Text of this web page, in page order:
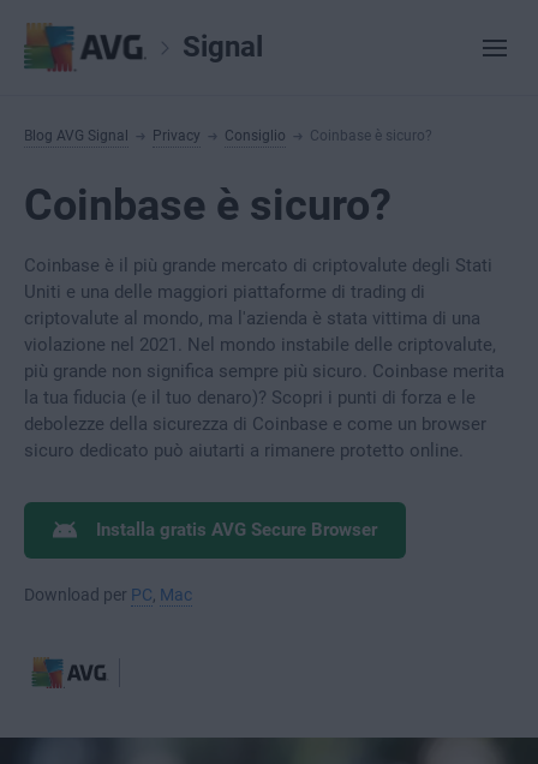
Signal
Blog AVG Signal Privacy Consiglio Coinbase è sicuro?
Coinbase è sicuro?
Coinbase è il più grande mercato di criptovalute degli Stati
Uniti e una delle maggiori piattaforme di trading di
criptovalute al mondo, ma l'azienda è stata vittima di una
violazione nel 2021. Nel mondo instabile delle criptovalute,
più grande non significa sempre più sicuro. Coinbase merita
la tua fiducia (e il tuo denaro)? Scopri i punti di forza e le
debolezze della sicurezza di Coinbase e come un browser
sicuro dedicato può aiutarti a rimanere protetto online.
Installa gratis AVG Secure Browser
Download per PC Mac